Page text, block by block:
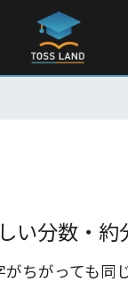
い分数・約
ちがっても同